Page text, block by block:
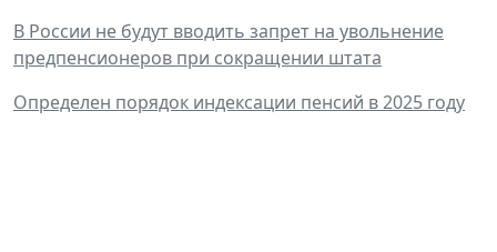
В России не будут вводить запрет на увольнение
предпенсионеров при сокращении штата
Определен порядок индексации пенсий в 2025 году